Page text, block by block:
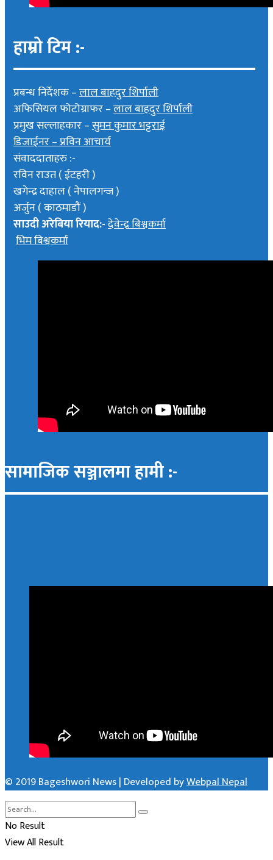
हाम्रो टिम :-
प्रबन्ध निर्देशक –लाल बाहदुर शिर्पाली
अफिसियल फोटोग्राफर –लाल बाहदुर शिर्पाली
प्रमुख सल्लाहकार –सुमन कुमार भट्टराई
डिजाईनर – प्रविन आचार्य
संवाददाताहरु :-
रविन राउत ( ईटहरी )
खगेन्द्र दाहाल ( नेपालगन्ज )
अर्जुन ( काठमाडौं )
साउदी अरेबिया रियाद:-देवेन्द्र बिश्वकर्मा
भिम बिश्वकर्मा
सामाजिक सञ्जालमा हामी :-
© 2019 Bageshwori News | Developed byWebpal Nepal
No Result
View All Result